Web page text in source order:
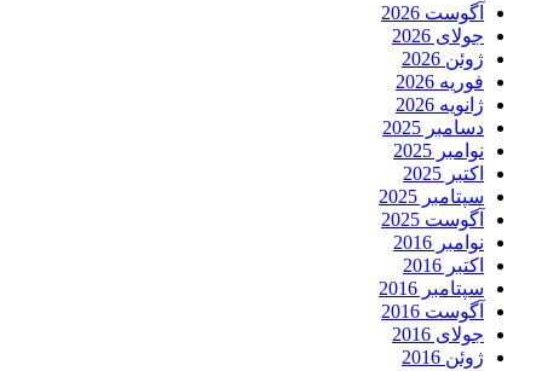
آگوست 2026
جولای 2026
ژوئن 2026
فوریه 2026
ژانویه 2026
دسامبر 2025
نوامبر 2025
اکتبر 2025
سپتامبر 2025
آگوست 2025
نوامبر 2016
اکتبر 2016
سپتامبر 2016
آگوست 2016
جولای 2016
ژوئن 2016